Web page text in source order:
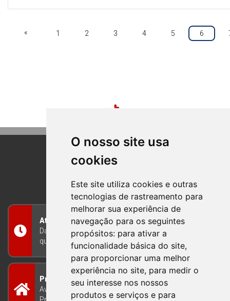
O nosso site usa
cookies
Este site utiliza cookies e outras
tecnologias de rastreamento para
melhorar sua experiência de
navegação para os seguintes
propósitos: para ativar a
funcionalidade básica do site,
para proporcionar uma melhor
experiência no site, para medir o
seu interesse nos nossos
produtos e serviços e para
« 1 2 3 4 5 6
BOM PRINCIPIO
RIO GRANDE DO SUL
Atendimento
Das 8h às 12h e das 13h às 17h30, de segunda a
quinta-feira, e nas sextas-feiras das 7h às 13h
Prefeitura Municipal
Avenida Guilherme Winter 65 - Centro Bom